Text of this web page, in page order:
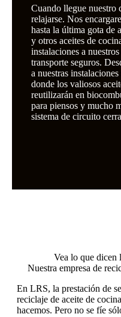
Cuando llegue nuestro
relajarse. Nos
hasta la última gota de
y otros aceites de
instalaciones a
transporte seguros.
a nuestras
donde los valiosos
reutilizarán en
para piensos y mucho
sistema de circuito
Vea lo que dicen
Nuestra empresa de
En LRS, la prestación de
reciclaje de aceite de
hacemos. Pero no se fíe